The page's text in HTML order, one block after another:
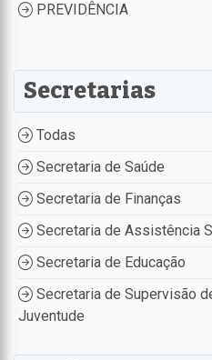
PREVIDÊNCIA
Secretarias
Todas
Secretaria de Saúde
Secretaria de Finanças
Secretaria de Assistência
Secretaria de Educação
Secretaria de Supervisão
Juventude